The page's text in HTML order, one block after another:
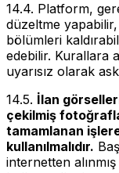
14.4. Platform,
düzeltme
bölümleri
edebilir. Kurallara
uyarısız olarak
14.5. İlan
çekilmiş
tamamlanan
kullanılmalıdır.
internetten